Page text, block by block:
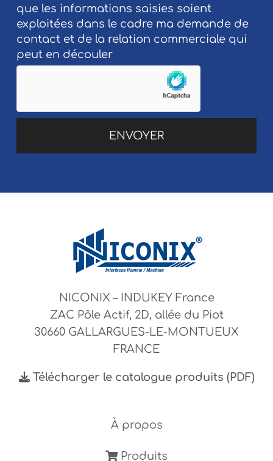
que les informations saisies soient
exploitées dans le cadre ma demande de
contact et de la relation commerciale qui
peut en découler
NICONIX – INDUKEY France
ZAC Pôle Actif, 2D, allée du Piot
30660 GALLARGUES-LE-MONTUEUX
FRANCE
Télécharger le catalogue produits (PDF)
À propos
Produits